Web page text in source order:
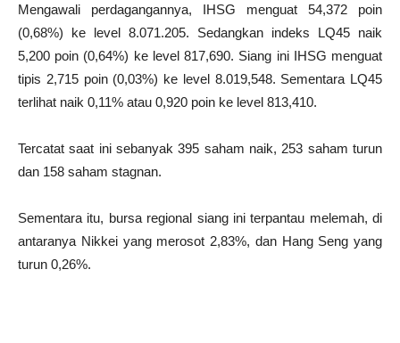
Mengawali perdagangannya, IHSG menguat 54,372 poin
(0,68%) ke level 8.071.205. Sedangkan indeks LQ45 naik
5,200 poin (0,64%) ke level 817,690. Siang ini IHSG menguat
tipis 2,715 poin (0,03%) ke level 8.019,548. Sementara LQ45
terlihat naik 0,11% atau 0,920 poin ke level 813,410.
Tercatat saat ini sebanyak 395 saham naik, 253 saham turun
dan 158 saham stagnan.
Sementara itu, bursa regional siang ini terpantau melemah, di
antaranya Nikkei yang merosot 2,83%, dan Hang Seng yang
turun 0,26%.